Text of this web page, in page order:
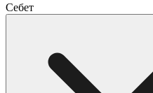
Себет